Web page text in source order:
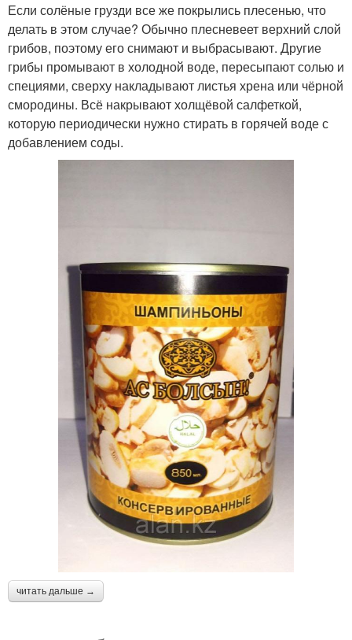
Если солёные грузди все же покрылись плесенью, что
делать в этом случае? Обычно плесневеет верхний слой
грибов, поэтому его снимают и выбрасывают. Другие
грибы промывают в холодной воде, пересыпают солью и
специями, сверху накладывают листья хрена или чёрной
смородины. Всё накрывают холщёвой салфеткой,
которую периодически нужно стирать в горячей воде с
добавлением соды.
читать дальше →